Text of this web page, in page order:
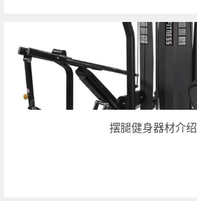
摆腿健身器材介绍